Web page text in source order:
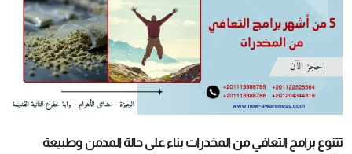
تتنوع برامج التعافي من المخدرات بناء على حالة المدمن وطبيعة